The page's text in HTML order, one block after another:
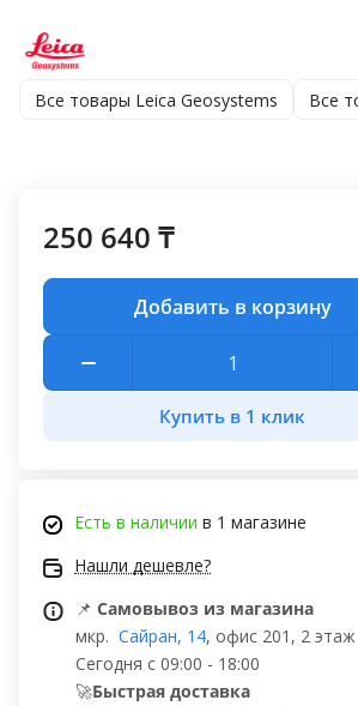
Все товары Leica Geosystems Все
250 640 ₸
Добавить в корзину
Купить в 1 клик
Есть в наличии в 1 магазине
Нашли дешевле?
📌 Самовывоз из магазина
мкр. Сайран, 14, офис 201, 2 этаж
Сегодня с 09:00 - 18:00
🚀Быстрая доставка